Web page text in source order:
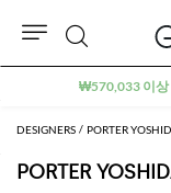
DESIGNERS PORTER
PORTER
검
색
₩570,033 이상